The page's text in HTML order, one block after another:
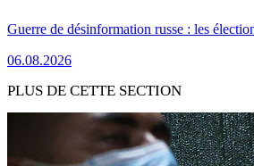
Guerre de désinformation russe : les
06.08.2026
PLUS DE CETTE SECTION